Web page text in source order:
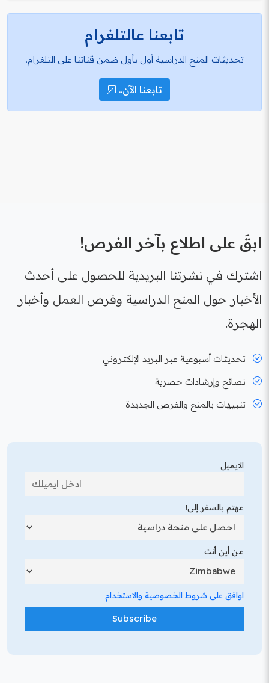
تابعنا عالتلغرام
تحديثات المنح الدراسية أول بأول ضمن قناتنا على التلغرام.
تابعنا الآن..
ابقَ على اطلاع بآخر الفرص!
اشترك في نشرتنا البريدية للحصول على أحدث
الأخبار حول المنح الدراسية وفرص العمل وأخبار
الهجرة.
تحديثات أسبوعية عبر البريد الإلكتروني
نصائح وإرشادات حصرية
تنبيهات بالمنح والفرص الجديدة
الايميل
مهتم بالسفر إلى!
من أين أنت
اوافق على شروط الخصوصية والاستخدام